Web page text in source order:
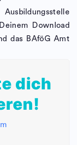
Download
das BAföG Amt
dich